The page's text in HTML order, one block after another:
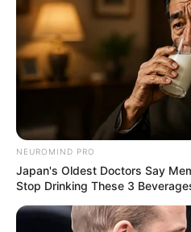
NEUROMIND PRO
Japan's Oldest Doctors Say
Stop Drinking These 3